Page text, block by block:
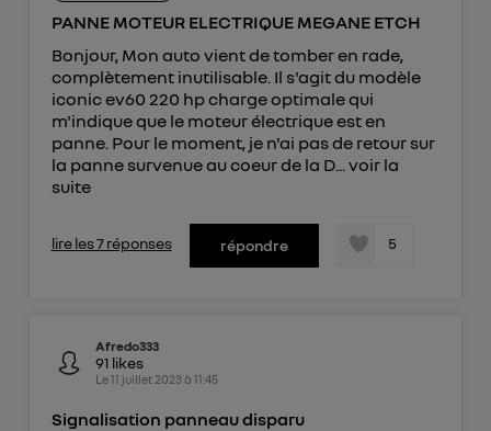
PANNE MOTEUR ELECTRIQUE MEGANE ETCH
Bonjour, Mon auto vient de tomber en rade,
complètement inutilisable. Il s'agit du modèle
iconic ev60 220 hp charge optimale qui
m'indique que le moteur électrique est en
panne. Pour le moment, je n'ai pas de retour sur
la panne survenue au coeur de la D...voir la
suite
lire les 7 réponses répondre 5
Afredo333
91 likes
Le11 juillet 2023 à 11:45
Signalisation panneau disparu